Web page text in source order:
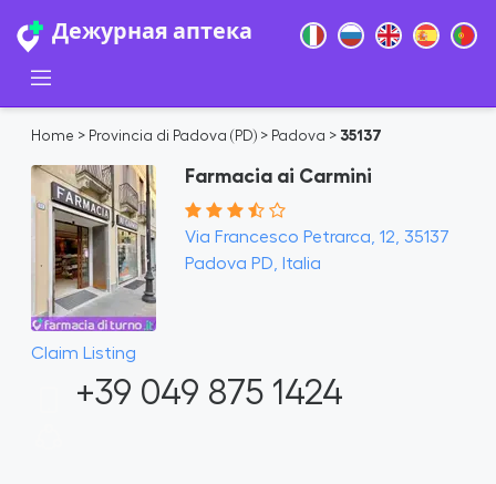
Дежурная аптека
Home > Provincia di Padova (PD) > Padova > 35137
Farmacia ai Carmini
Via Francesco Petrarca, 12, 35137
Padova PD, Italia
Claim Listing
+39 049 875 1424